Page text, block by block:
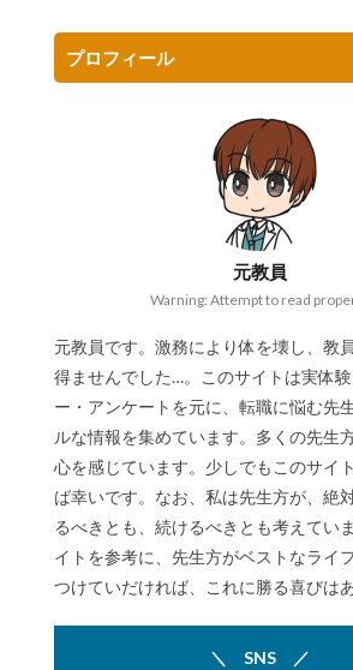
プロフィール
元教員
Warning: Attempt to read
元教員です。激務により体を壊し、教
得ませんでした…。このサイトは実体験
ー・アンケートを元に、転職に悩む先
ルな情報を集めています。多くの先生
心を感じています。少しでもこのサイ
ば幸いです。なお、私は先生方が、絶
るべきとも、続けるべきとも考えてい
イトを参考に、先生方がベストなライ
つけていだければ、これに勝る喜びは
＼ SNS ／